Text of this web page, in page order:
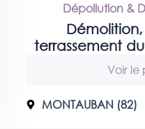
Dépollution &
terrassement
Voir le
MONTAUBAN (82)